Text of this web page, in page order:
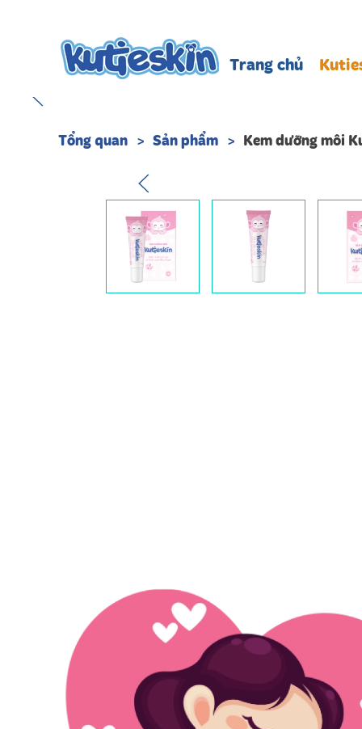
Skip to main content
Trang chủ
Tổng quan Sản phẩm Kem dưỡng môi